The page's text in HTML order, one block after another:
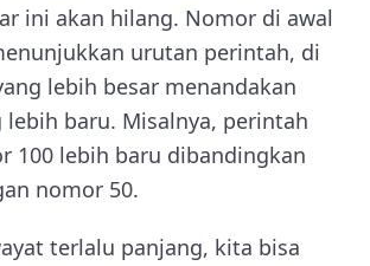
ini akan hilang. Nomor di awal
urutan perintah, di
lebih besar menandakan
lebih baru. Misalnya, perintah
100 lebih baru dibandingkan
nomor 50.
terlalu panjang, kita bisa